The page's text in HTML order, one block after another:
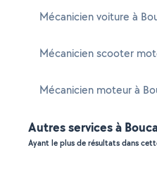
Mécanicien voiture à
Mécanicien scooter
Mécanicien moteur à
Autres services à
Ayant le plus de résultats dans